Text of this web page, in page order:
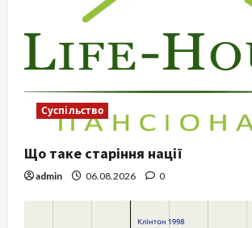
Суспільство
Що таке старіння нації
admin 06.08.2026 0